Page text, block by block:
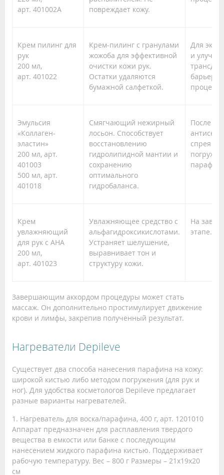
арт. 401002A
повреждает кожу.
Крем пилинг для
рук
200 мл,
арт. 401022
Крем-пилинг с гранулами
жожоба для эффективной
очистки кожи рук.
Остатки удаляются
бумажной салфеткой.
Для
и
барьера
Эмульсия
«Коллаген-
эластин»
200 мл, арт.
401003
500 мл, арт.
401018
Смягчающий нежирный
лосьон. Способствует
восстановлению
гидролипидной мантии и
сохранению
оптимального
гидробаланса.
После
спрея
парафин.
Крем
увлажняющий
для рук с АНА
200 мл,
арт. 401023
Увлажняющее средство с
альфагидроксикислотами.
Устраняет шелушение,
выравнивает тон и
структуру кожи.
На
этапе.
Завершающим аккордом процедуры может стать
массаж. Он дополнительно простимулирует движение
крови и лимфы, закрепив полученный результат.
Нагреватели Depileve
Существует два способа нанесения парафина на кожу:
широкой кистью либо методом погружения (для рук и
ног). Для удобства косметологов Depileve предлагает
разные варианты нагревателей.
1. Нагреватель для воска/парафина, 400 г, арт. 1201010
Аппарат предназначен для расплавления твердого
вещества в емкости или банке с последующим
нанесением жидкого парафина кистью. Поддерживает
рабочую температуру. Вес – 800 г Размеры – 21х19х20
см